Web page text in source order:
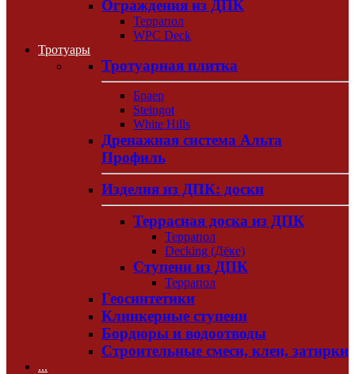
Ограждения из ДПК
Террапол
WPC Deck
Тротуары
Тротуарная плитка
Браер
Steingot
White Hills
Дренажная система Альта
Профиль
Изделия из ДПК: доски
Террасная доска из ДПК
Террапол
Decking (Дёке)
Ступени из ДПК
Террапол
Геосинтетики
Клинкерные ступени
Бордюры и водоотводы
Строительные смеси, клеи, затирки
...